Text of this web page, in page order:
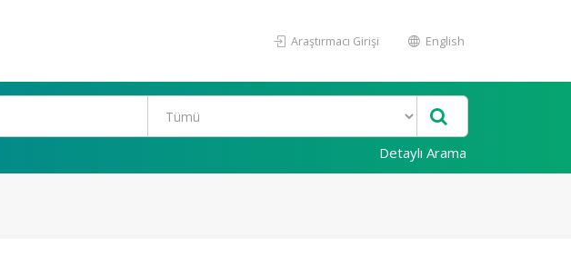
Araştırmacı Girişi English
Detaylı Arama